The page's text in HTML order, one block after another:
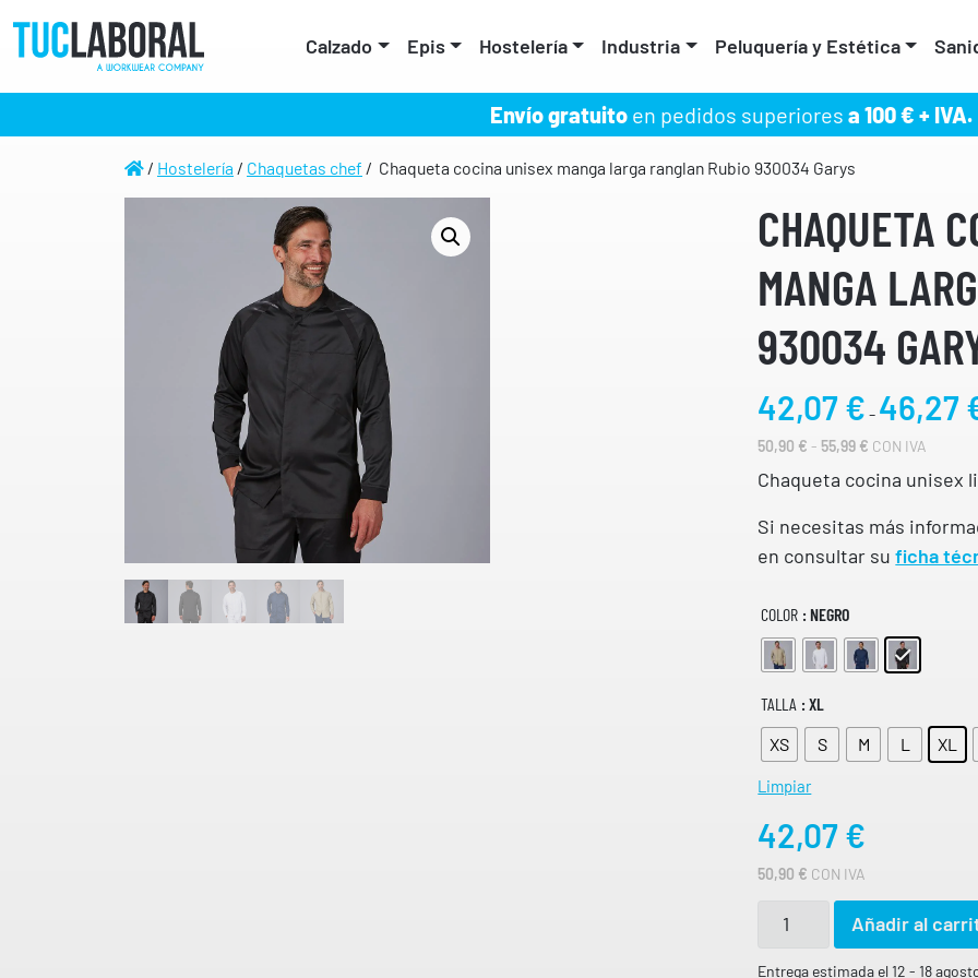
Calzado Epis Hostelería Industria Peluquería y Estética
Envío gratuito en pedidos superiores a 100 € + IVA.
/ Hostelería / Chaquetas chef / Chaqueta cocina unisex manga larga ranglan Rubio 930034 Garys
CHAQUETA
MANGA
930034
42,07€ - 46,27
50,90 € - 55,99 € R
N
O
E
C
I
D
E
9
0
CON IVA
Chaqueta cocina unisex
Si necesitas más
en consultar suficha
COLOR : NEGRO
TALLA : XL
XS
S M L XL
Limpiar
42,07€
50,90 € CON IVA
a
Añadir al
Entrega estimada el 12 - 18